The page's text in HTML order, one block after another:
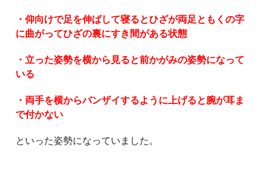
・仰向けで足を伸ばして寝るとひざが両足ともくの字
に曲がってひざの裏にすき間がある状態
・立った姿勢を横から見ると前かがみの姿勢になって
いる
・両手を横からバンザイするように上げると腕が耳ま
で付かない
といった姿勢になっていました。